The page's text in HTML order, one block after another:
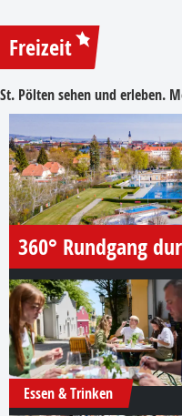
Freizeit
St. Pölten sehen und erleben.
360° Rundgang
Essen & Trinken